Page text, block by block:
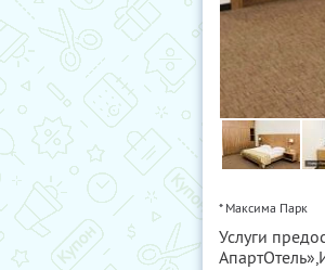
* Максима Парк
Услуги
АпартОтель»,